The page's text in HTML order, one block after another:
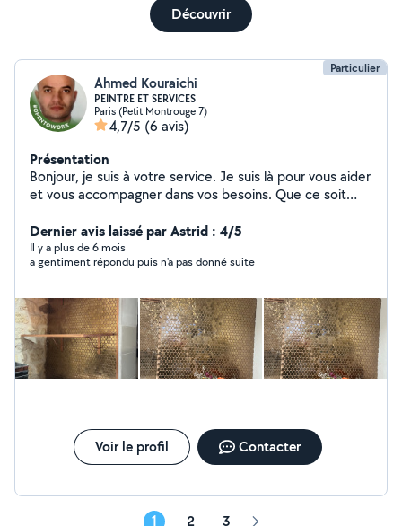
Découvrir
Particulier
Ahmed Kouraichi
PEINTRE ET SERVICES
Paris (Petit Montrouge 7)
4,7/5 (6 avis)
Présentation
Bonjour, je suis à votre service. Je suis là pour vous aider
et vous accompagner dans vos besoins. Que ce soit
problèmes, ou vous apporter un soutien, je suis là pour
vous.
Dernier avis laissé par Astrid : 4/5
Il y a plus de 6 mois
a gentiment répondu puis n'a pas donné suite
Voir le profil Contacter
1 2 3